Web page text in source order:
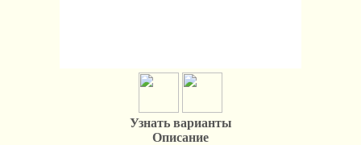
Узнать варианты
Описание